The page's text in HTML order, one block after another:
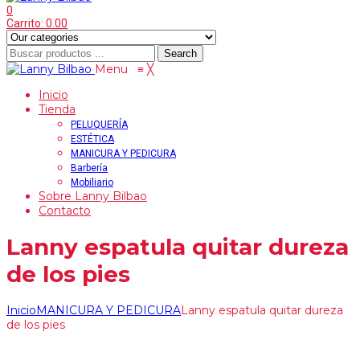
0
Carrito: 0.00
Search
Menu ≡ ╳
Inicio
Tienda
PELUQUERÍA
ESTÉTICA
MANICURA Y PEDICURA
Barbería
Mobiliario
Sobre Lanny Bilbao
Contacto
Lanny espatula quitar dureza
de los pies
InicioMANICURA Y PEDICURALanny espatula quitar dureza
de los pies